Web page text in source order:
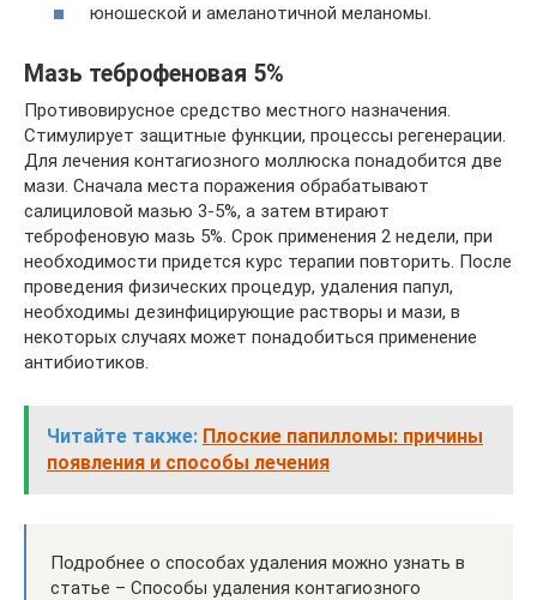
юношеской и амеланотичной меланомы.
Мазь теброфеновая 5%
Противовирусное средство местного назначения.
Стимулирует защитные функции, процессы регенерации.
Для лечения контагиозного моллюска понадобится две
мази. Сначала места поражения обрабатывают
салициловой мазью 3-5%, а затем втирают
теброфеновую мазь 5%. Срок применения 2 недели, при
необходимости придется курс терапии повторить. После
проведения физических процедур, удаления папул,
необходимы дезинфицирующие растворы и мази, в
некоторых случаях может понадобиться применение
антибиотиков.
Читайте также: Плоские папилломы: причины
появления и способы лечения
Подробнее о способах удаления можно узнать в
статье – Способы удаления контагиозного